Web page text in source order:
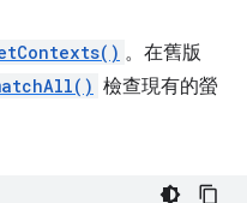
。在舊版
檢查現有的螢